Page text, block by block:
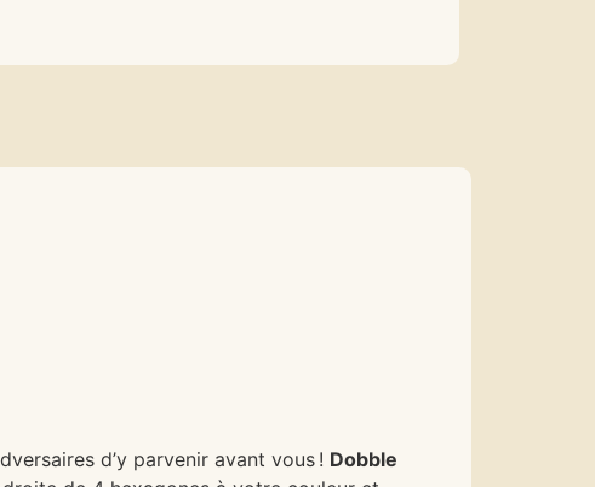
d’y parvenir avant vous ! Dobble